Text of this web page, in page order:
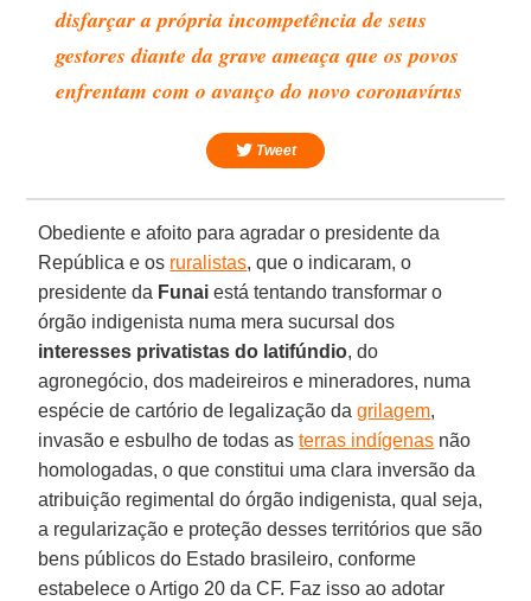
disfarçar a própria incompetência de seus
gestores diante da grave ameaça que os povos
enfrentam com o avanço do novo coronavírus
Tweet
Obediente e afoito para agradar o presidente da
República e os ruralistas, que o indicaram, o
presidente da Funai está tentando transformar o
órgão indigenista numa mera sucursal dos
interesses privatistas do latifúndio, do
agronegócio, dos madeireiros e mineradores, numa
espécie de cartório de legalização dagrilagem,
invasão e esbulho de todas asterras indígenas não
homologadas, o que constitui uma clara inversão da
atribuição regimental do órgão indigenista, qual seja,
a regularização e proteção desses territórios que são
bens públicos do Estado brasileiro, conforme
estabelece o Artigo 20 da CF. Faz isso ao adotar